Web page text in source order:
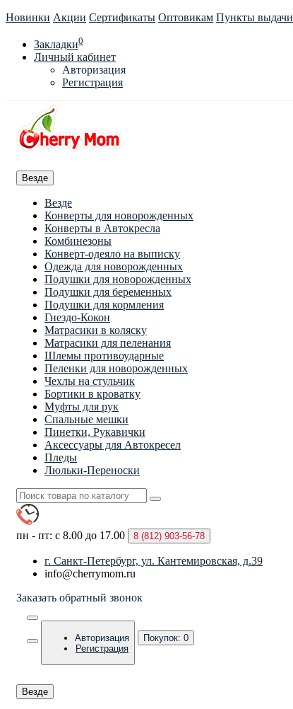
Новинки Акции Сертификаты Оптовикам Пункты выдачи
Закладки0
Личный кабинет
Авторизация
Регистрация
Везде
Везде
Конверты для новорожденных
Конверты в Автокресла
Комбинезоны
Конверт-одеяло на выписку
Одежда для новорожденных
Подушки для новорожденных
Подушки для беременных
Подушки для кормления
Гнездо-Кокон
Матрасики в коляску
Матрасики для пеленания
Шлемы противоударные
Пеленки для новорожденных
Чехлы на стульчик
Бортики в кроватку
Муфты для рук
Спальные мешки
Пинетки, Рукавички
Аксессуары для Автокресел
Пледы
Люльки-Переноски
пн - пт: с 8.00 до 17.00 8 (812) 903-56-78
г. Санкт-Петербург, ул. Кантемировская, д.39
info@cherrymom.ru
Заказать обратный звонок
Авторизация
Регистрация
Покупок: 0
Везде